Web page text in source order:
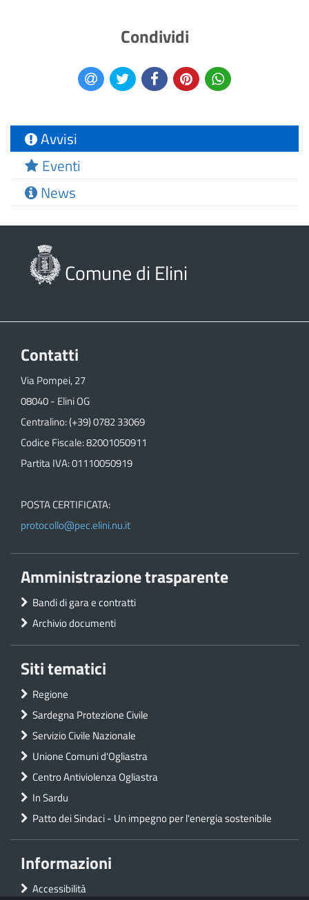
Condividi
Avvisi
Eventi
News
Comune di Elini
Contatti
Via Pompei, 27
08040 - Elini OG
Centralino: (+39) 0782 33069
Codice Fiscale: 82001050911
Partita IVA: 01110050919
POSTA CERTIFICATA:
protocollo@pec.elini.nu.it
Amministrazione trasparente
Bandi di gara e contratti
Archivio documenti
Siti tematici
Regione
Sardegna Protezione Civile
Servizio Civile Nazionale
Unione Comuni d'Ogliastra
Centro Antiviolenza Ogliastra
In Sardu
Patto dei Sindaci - Un impegno per l'energia sostenibile
Informazioni
Accessibilità